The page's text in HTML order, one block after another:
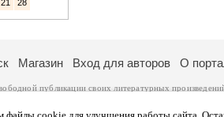
21 28
Магазин Вход для авторов О
публикации своих литературных
. Перепечатка произведений возможна
несут самостоятельно на основании